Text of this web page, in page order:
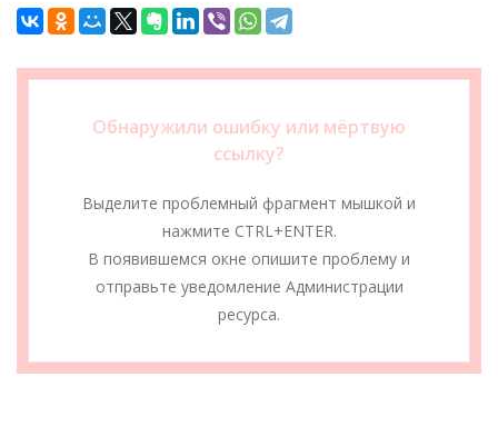
Обнаружили ошибку или мёртвую
ссылку?
Выделите проблемный фрагмент мышкой и
нажмите CTRL+ENTER.
В появившемся окне опишите проблему и
отправьте уведомление Администрации
ресурса.